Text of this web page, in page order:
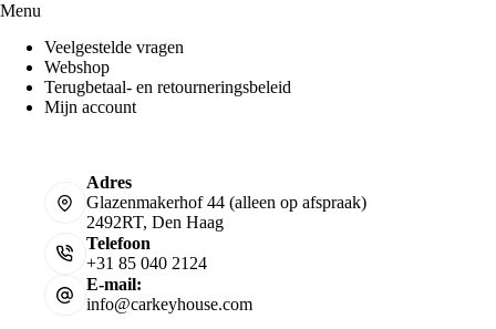
Menu
Veelgestelde vragen
Webshop
Terugbetaal- en retourneringsbeleid
Mijn account
Adres
Glazenmakerhof 44 (alleen op afspraak)
2492RT, Den Haag
Telefoon
+31 85 040 2124
E-mail:
info@carkeyhouse.com